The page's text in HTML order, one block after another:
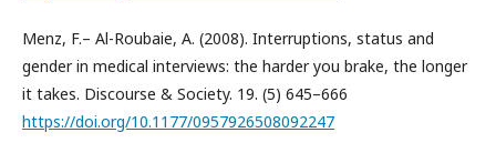
Menz, F.– Al-Roubaie, A. (2008). Interruptions, status and
gender in medical interviews: the harder you brake, the longer
it takes. Discourse & Society. 19. (5) 645–666
https://doi.org/10.1177/0957926508092247